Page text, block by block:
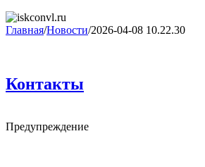
Главная/Новости/2026-04-08 10.22.30
Контакты
Предупреждение